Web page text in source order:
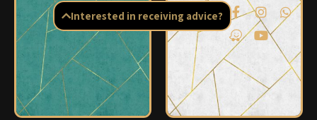
Interested in receiving advice?